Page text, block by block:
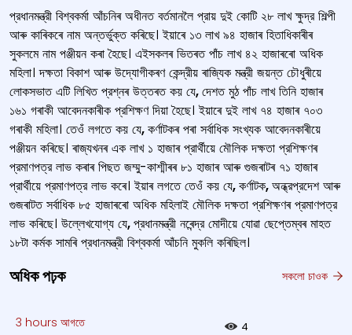
প্রধানমন্ত্রী বিশ্বকর্মা আঁচনিৰ অধীনত বর্তমানলৈ প্রায় দুই কোটি ২৮ লাখ ক্ষুদ্র শিল্পী
আৰু কাৰিকৰে নাম অন্তর্ভুক্ত কৰিছে। ইয়াৰে ১৩ লাখ ৯৪ হাজাৰ হিতাধিকাৰীৰ
সুকলমে নাম পঞ্জীয়ন কৰা হৈছে। এইসকলৰ ভিতৰত পাঁচ লাখ ৪২ হাজাৰৰো অধিক
মহিলা। দক্ষতা বিকাশ আৰু উদ্যোগীকৰণ কেন্দ্রীয় ৰাজ্যিক মন্ত্রী জয়ন্ত চৌধুৰীয়ে
লোকসভাত এটি লিখিত প্রশ্নৰ উত্তৰত কয় যে,দেশত মুঠ পাঁচ লাখ তিনি হাজাৰ
১৬১ গৰাকী আবেদনকাৰীক প্রশিক্ষণ দিয়া হৈছে। ইয়াৰে দুই লাখ ৭৪ হাজাৰ ৭০৩
গৰাকী মহিলা। তেওঁ লগতে কয় যে,কর্ণাটকৰ পৰা সর্বাধিক সংখ্যক আবেদনকাৰীয়ে
পঞ্জীয়ন কৰিছে। ৰাজ্যখনৰ এক লাখ ১ হাজাৰ প্রার্থীয়ে মৌলিক দক্ষতা প্রশিক্ষণৰ
প্রমাণপত্র লাভ কৰাৰ পিছত জম্মু-কাশ্মীৰৰ ৮১ হাজাৰ আৰু গুজৰাটৰ ৭১ হাজাৰ
প্রার্থীয়ে প্রমাণপত্র লাভ কৰে। ইয়াৰ লগতে তেওঁ কয় যে,কর্ণাটক,অন্ধ্রপ্রদেশ আৰু
গুজৰাটত সর্বাধিক ৮৫ হাজাৰৰো অধিক মহিলাই মৌলিক দক্ষতা প্রশিক্ষণৰ প্রমাণপত্র
লাভ কৰিছে। উল্লেখযোগ্য যে,প্রধানমন্ত্রী নৰেন্দ্র মোদীয়ে যোৱা ছেপ্তেম্বৰ মাহত
১৮টা কর্মক সামৰি প্রধানমন্ত্রী বিশ্বকর্মা আঁচনি মুকলি কৰিছিল।
অধিক পঢ়ক সকলো চাওক
3 hours আগতে 4